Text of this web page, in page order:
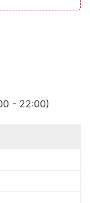
- 22:00)